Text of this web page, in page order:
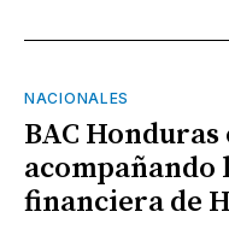
NACIONALES
BAC
financiera de